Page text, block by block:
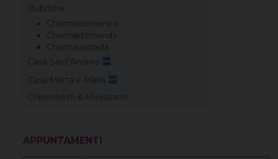
Rubriche
Chiamadomenica
Chiamadomanda
Chiamalastrada
Casa Sant’Andrea
Casa Marta e Maria
Chierichetti & Ministranti
APPUNTAMENTI